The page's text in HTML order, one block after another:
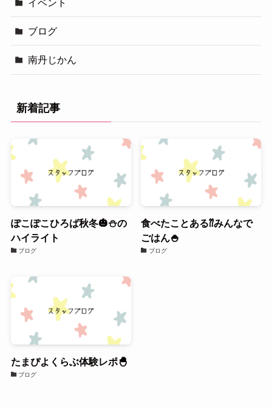
イベント
ブログ
南丹じかん
新着記事
ぽこぽこひろば秋冬🎃⛄の
ハイライト
ブログ
食べたことある⁇みんなで
ごはん🍚
ブログ
たまぴよくらぶ体験レポ🐣
ブログ